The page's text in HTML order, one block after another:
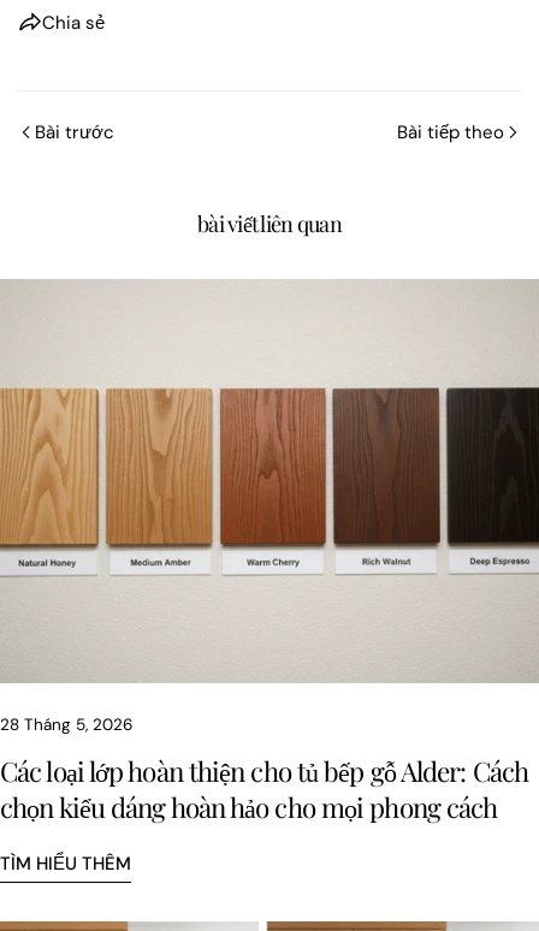
Chia sẻ
Bài trước Bài tiếp theo
bài viết liên quan
28 Tháng 5, 2026
Các loại lớp hoàn thiện cho tủ bếp gỗ Alder: Cách
chọn kiểu dáng hoàn hảo cho mọi phong cách
TÌM HIỂU THÊM